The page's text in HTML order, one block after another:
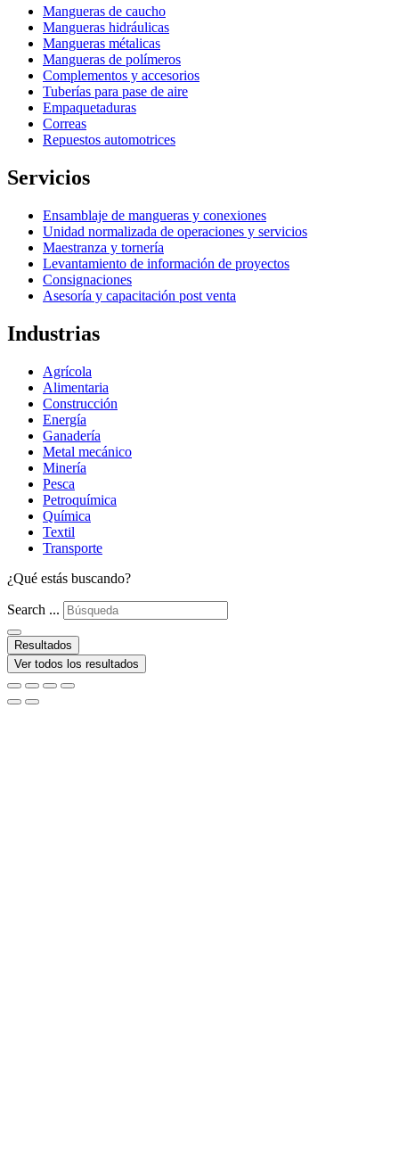
Mangueras de caucho
Mangueras hidráulicas
Mangueras métalicas
Mangueras de polímeros
Complementos y accesorios
Tuberías para pase de aire
Empaquetaduras
Correas
Repuestos automotrices
Servicios
Ensamblaje de mangueras y conexiones
Unidad normalizada de operaciones y servicios
Maestranza y tornería
Levantamiento de información de proyectos
Consignaciones
Asesoría y capacitación post venta
Industrias
Agrícola
Alimentaria
Construcción
Energía
Ganadería
Metal mecánico
Minería
Pesca
Petroquímica
Química
Textil
Transporte
¿Qué estás buscando?
Search ...
Resultados
Ver todos los resultados